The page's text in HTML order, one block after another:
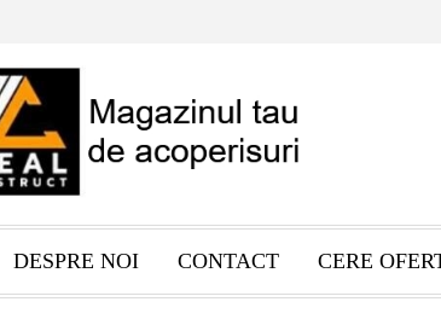
DESPRE NOI CONTACT CERE